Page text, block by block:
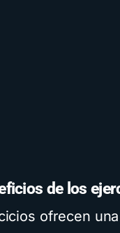
de los
ofrecen